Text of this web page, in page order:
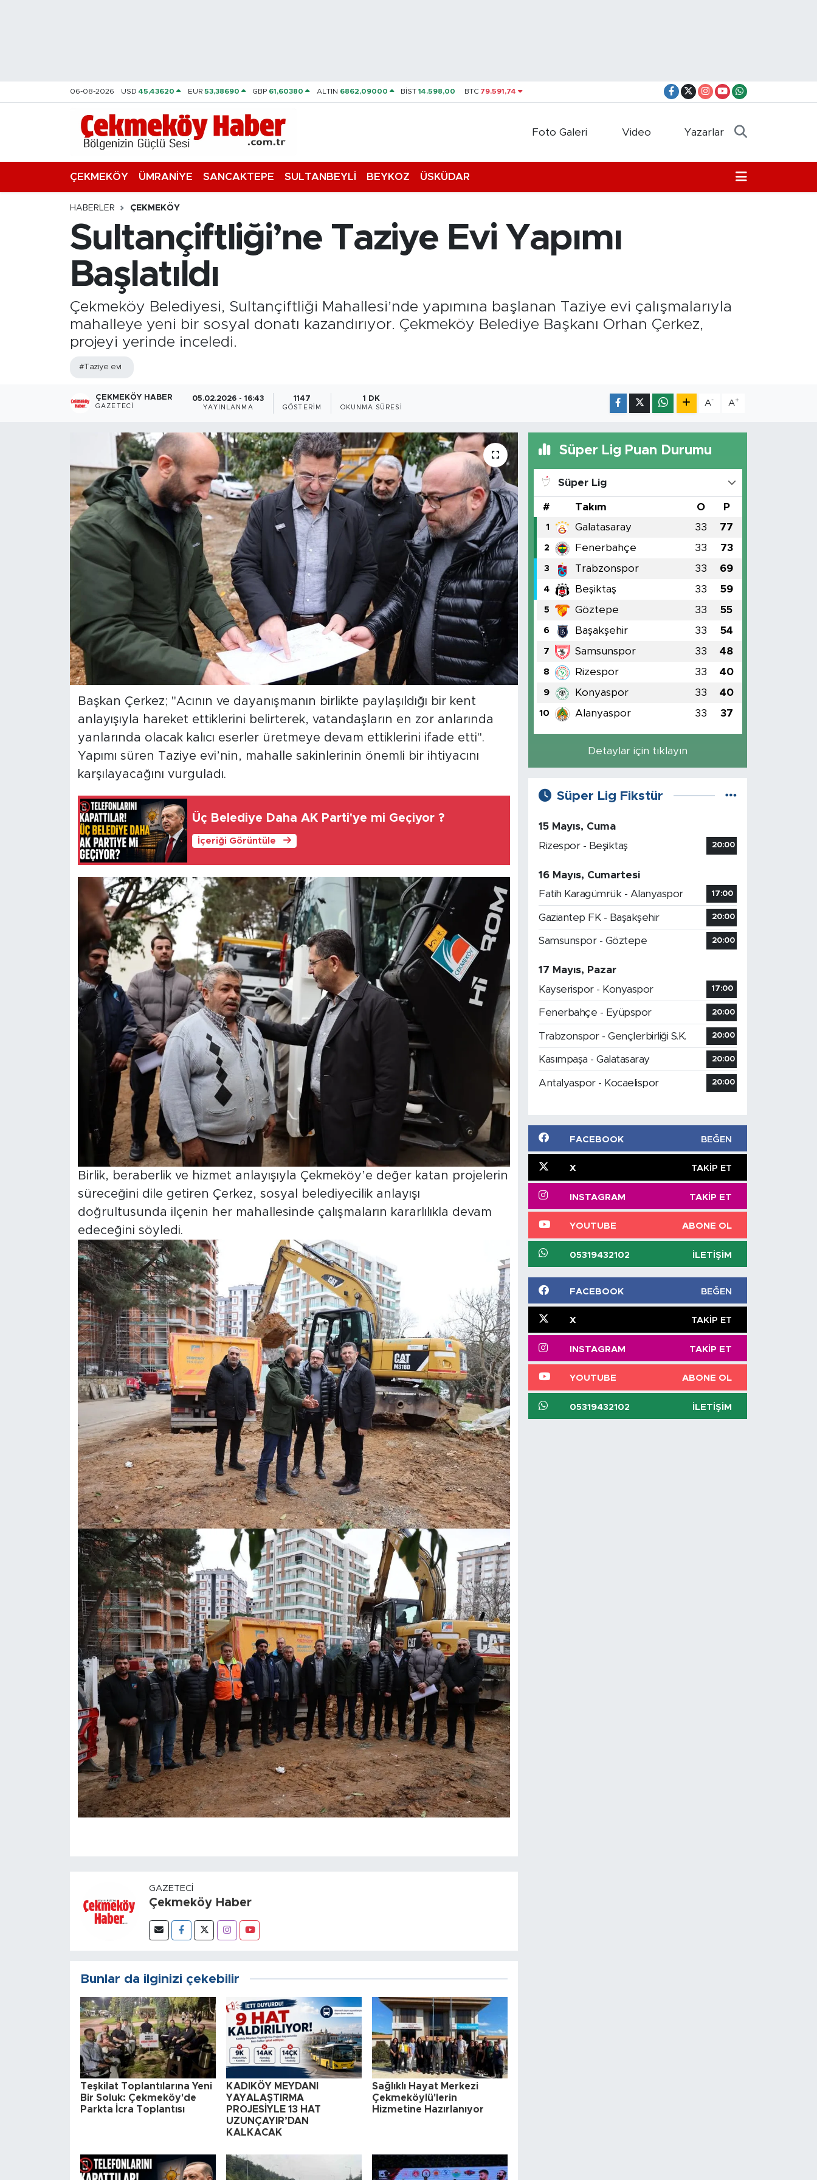
06-08-2026 USD45,43620 EUR 53,38690 GBP 61,60380 ALTIN 6862,09000 BİST14.598,00 BTC 79.591,74
Foto Galeri Video Yazarlar
ÇEKMEKÖY ÜMRANİYE SANCAKTEPE SULTANBEYLİ BEYKOZ ÜSKÜDAR
HABERLER ÇEKMEKÖY
Sultançiftliği’ne Taziye Evi Yapımı
Başlatıldı
Çekmeköy Belediyesi, Sultançiftliği Mahallesi’nde yapımına başlanan Taziye evi çalışmalarıyla
mahalleye yeni bir sosyal donatı kazandırıyor. Çekmeköy Belediye Başkanı Orhan Çerkez,
projeyi yerinde inceledi.
#Taziye evi
ÇEKMEKÖY HABER
GAZETECI
05.02.2026 - 16:43
YAYINLANMA
1147
GÖSTERIM
1 DK
OKUNMA SÜRESI
A- A+
Başkan Çerkez; "Acının ve dayanışmanın birlikte paylaşıldığı bir kent
anlayışıyla hareket ettiklerini belirterek, vatandaşların en zor anlarında
yanlarında olacak kalıcı eserler üretmeye devam ettiklerini ifade etti".
Yapımı süren Taziye evi’nin, mahalle sakinlerinin önemli bir ihtiyacını
karşılayacağını vurguladı.
Üç Belediye Daha AK Parti'ye mi Geçiyor ?
İçeriği Görüntüle
Birlik, beraberlik ve hizmet anlayışıyla Çekmeköy’e değer katan projelerin
süreceğini dile getiren Çerkez, sosyal belediyecilik anlayışı
doğrultusunda ilçenin her mahallesinde çalışmaların kararlılıkla devam
edeceğini söyledi.
GAZETECI
Çekmeköy Haber
Bunlar da ilginizi çekebilir
Teşkilat Toplantılarına Yeni
Bir Soluk: Çekmeköy'de
Parkta İcra Toplantısı
KADIKÖY MEYDANI
YAYALAŞTIRMA
PROJESİYLE 13 HAT
UZUNÇAYIR’DAN
KALKACAK
Sağlıklı Hayat Merkezi
Çekmeköylü'lerin
Hizmetine Hazırlanıyor
Süper Lig Puan Durumu
Süper Lig
# Takım O P
1 Galatasaray 33 77
2 Fenerbahçe 33 73
3 Trabzonspor 33 69
4 Beşiktaş 33 59
5 Göztepe 33 55
6 Başakşehir 33 54
7 Samsunspor 33 48
8 Rizespor 33 40
9 Konyaspor 33 40
10 Alanyaspor 33 37
Detaylar için tıklayın
Süper Lig Fikstür
15 Mayıs, Cuma
Rizespor - Beşiktaş
20:00
16 Mayıs, Cumartesi
Fatih Karagümrük - Alanyaspor
17:00
Gaziantep FK - Başakşehir 20:00
Samsunspor - Göztepe 20:00
17 Mayıs, Pazar
Kayserispor - Konyaspor
17:00
Fenerbahçe - Eyüpspor 20:00
Trabzonspor - Gençlerbirliği S.K. 20:00
Kasımpaşa - Galatasaray 20:00
Antalyaspor - Kocaelispor 20:00
FACEBOOK BEĞEN
X TAKIP ET
INSTAGRAM TAKIP ET
YOUTUBE ABONE OL
05319432102 İLETIŞIM
FACEBOOK BEĞEN
X TAKIP ET
INSTAGRAM TAKIP ET
YOUTUBE ABONE OL
05319432102 İLETIŞIM
Trafik Durumu
Süper Lig Puan Durumu ve Fikstür
Son Dakika Haberleri
Haber Arşivi